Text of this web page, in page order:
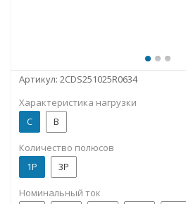
Артикул: 2CDS251025R0634
Характеристика нагрузки
C
B
Количество полюсов
1P
3P
Номинальный ток